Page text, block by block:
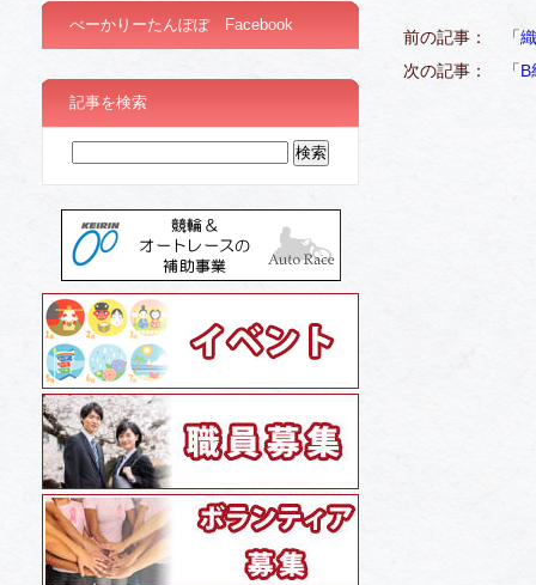
前の記事： 「
次の記事： 「
べーかりーたんぽぽ Facebook
記事を検索